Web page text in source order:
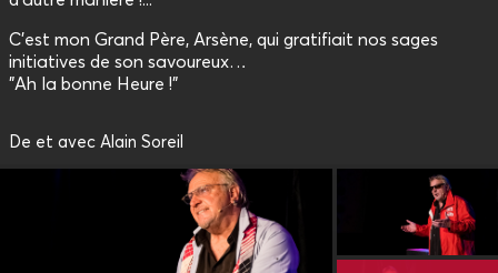
C'est mon Grand Père, Arsène, qui gratifiait nos sages
initiatives de son savoureux…
"Ah la bonne Heure !"
De et avec Alain Soreil